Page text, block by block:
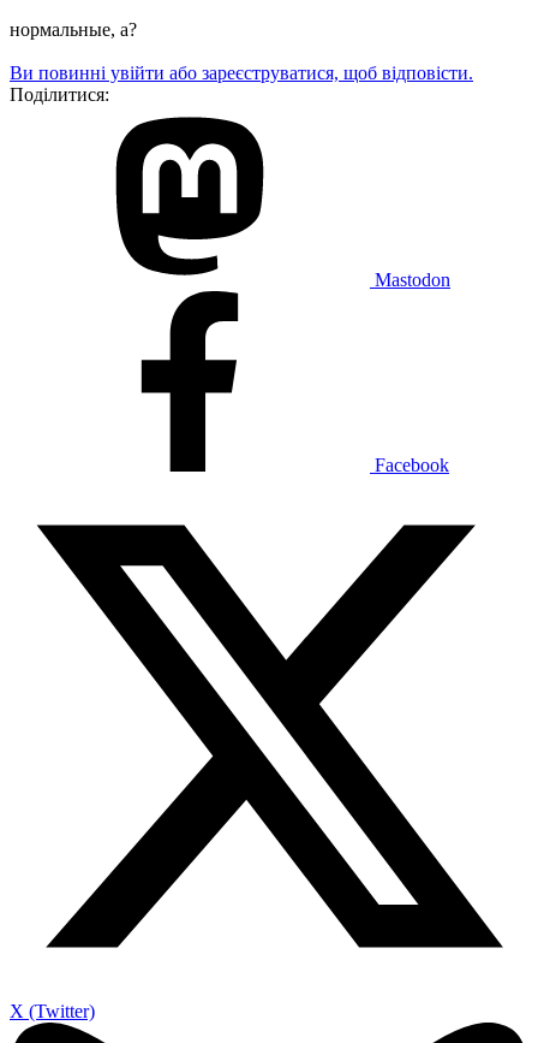
нормальные, а?
Ви повинні увійти або зареєструватися, щоб відповісти.
Поділитися:
Mastodon
Facebook
X (Twitter)